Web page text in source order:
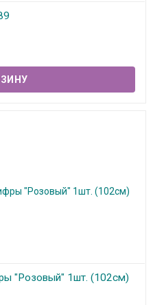
"Розовый" 1шт. (102см)